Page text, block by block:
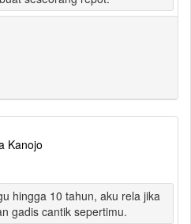
Kanojo
hingga 10 tahun, aku rela jika
gadis cantik sepertimu.